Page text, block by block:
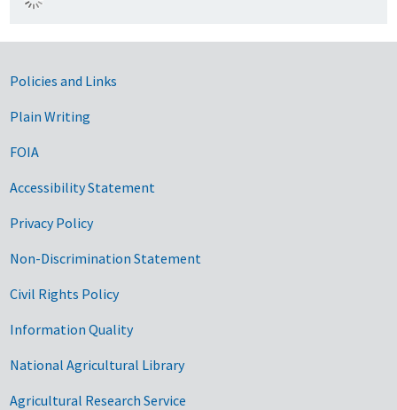
Government Links
Policies and Links
Plain Writing
FOIA
Accessibility Statement
Privacy Policy
Non-Discrimination Statement
Civil Rights Policy
Information Quality
National Agricultural Library
Agricultural Research Service